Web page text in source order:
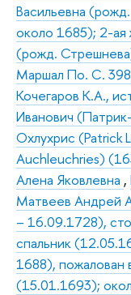
Васильевна
около 1685); 2-ая
(рожд.
Маршал По. С.
Кочегаров К.А.,
Иванович
Охлухрис (Patrick
Auchleuchries)
Алена Яковлевна ,
Матвеев Андрей
– 16.09.1728),
спальник
1688), пожалован
(15.01.1693);